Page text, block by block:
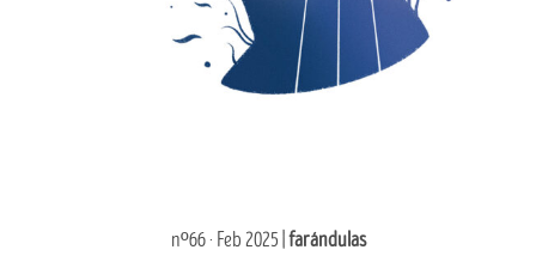
nº66 · Feb 2025 | farándulas